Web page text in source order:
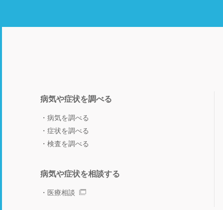
病気や症状を調べる
病気を調べる
症状を調べる
検査を調べる
病気や症状を相談する
医療相談